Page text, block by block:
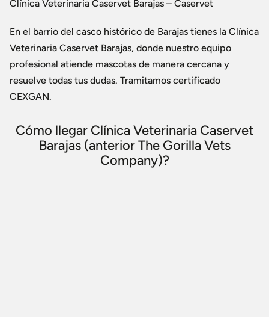
Clínica Veterinaria Caservet Barajas – Caservet
En el barrio del casco histórico de Barajas tienes la Clínica
Veterinaria Caservet Barajas, donde nuestro equipo
profesional atiende mascotas de manera cercana y
resuelve todas tus dudas. Tramitamos certificado
CEXGAN.
Cómo llegar Clínica Veterinaria Caservet
Barajas (anterior The Gorilla Vets
Company)?